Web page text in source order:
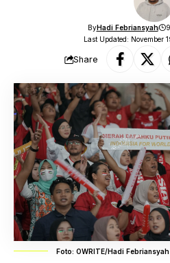
Last Updated: November
ByHadi Febriansyah
Share
Foto: OWRITE/Hadi Febriansyah